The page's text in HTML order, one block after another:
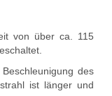
von über ca. 115
des
ist länger und